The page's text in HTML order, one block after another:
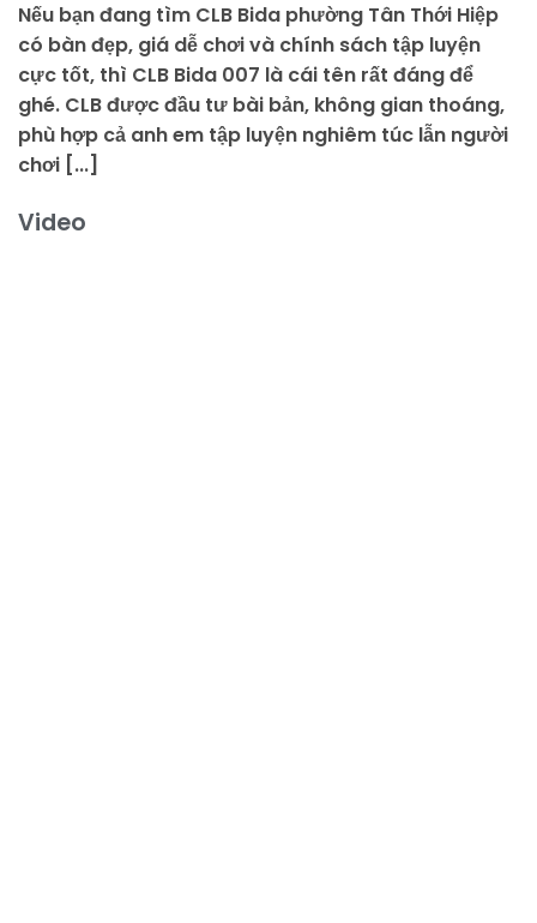
Nếu bạn đang tìm CLB Bida phường Tân Thới Hiệp
có bàn đẹp, giá dễ chơi và chính sách tập luyện
cực tốt, thì CLB Bida 007 là cái tên rất đáng để
ghé. CLB được đầu tư bài bản, không gian thoáng,
phù hợp cả anh em tập luyện nghiêm túc lẫn người
chơi [...]
Video